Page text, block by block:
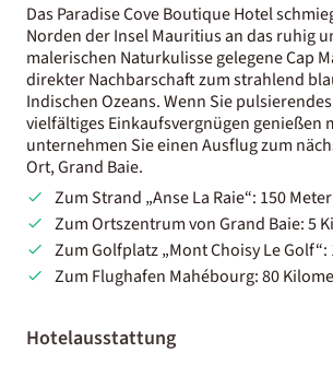
Das Paradise Cove Boutique Hotel
Norden der Insel Mauritius an das ruhig
malerischen Naturkulisse gelegene Cap
direkter Nachbarschaft zum strahlend
Indischen Ozeans. Wenn Sie
vielfältiges Einkaufsvergnügen genießen
unternehmen Sie einen Ausflug zum
Ort, Grand Baie.
Zum Strand „Anse La Raie“: 150 Meter
Zum Ortszentrum von Grand Baie: 5
Zum Golfplatz „Mont Choisy Le
Zum Flughafen Mahébourg: 80
Hotelausstattung